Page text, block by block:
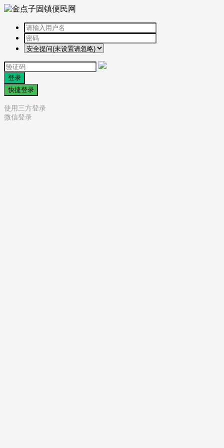
登录
快捷登录
使用三方登录
微信登录